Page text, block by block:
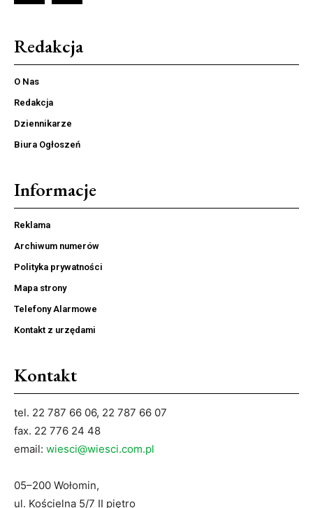
Redakcja
O Nas
Redakcja
Dziennikarze
Biura Ogłoszeń
Informacje
Reklama
Archiwum numerów
Polityka prywatności
Mapa strony
Telefony Alarmowe
Kontakt z urzędami
Kontakt
tel. 22 787 66 06, 22 787 66 07
fax. 22 776 24 48
email: wiesci@wiesci.com.pl
05–200 Wołomin,
ul. Kościelna 5/7 II piętro